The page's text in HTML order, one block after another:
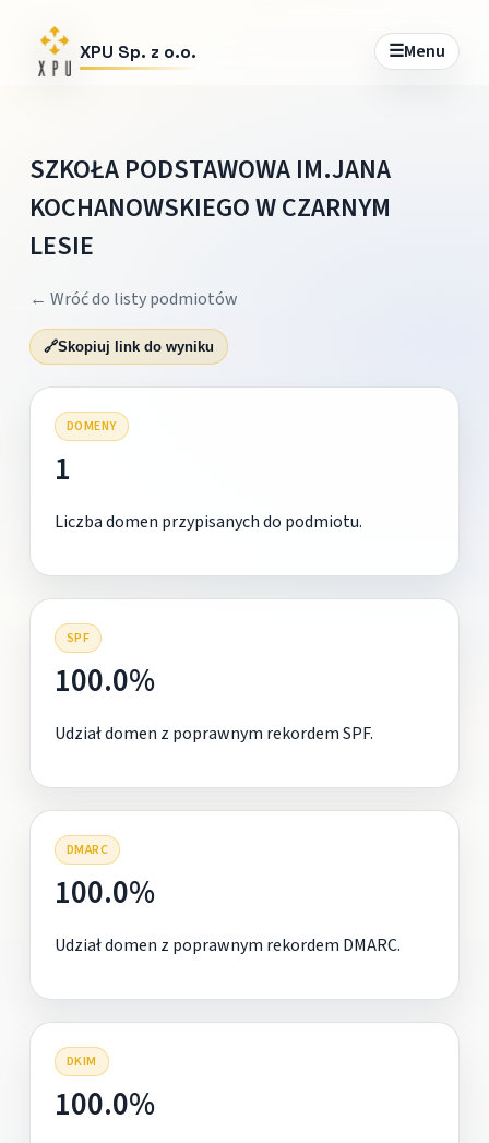
XPU Sp. z o.o. ☰Menu
SZKOŁA PODSTAWOWA IM.JANA
KOCHANOWSKIEGO W CZARNYM
LESIE
← Wróć do listy podmiotów
🔗Skopiuj link do wyniku
DOMENY
1
Liczba domen przypisanych do podmiotu.
SPF
100.0%
Udział domen z poprawnym rekordem SPF.
DMARC
100.0%
Udział domen z poprawnym rekordem DMARC.
DKIM
100.0%